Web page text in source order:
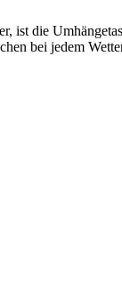
ist die
bei jedem